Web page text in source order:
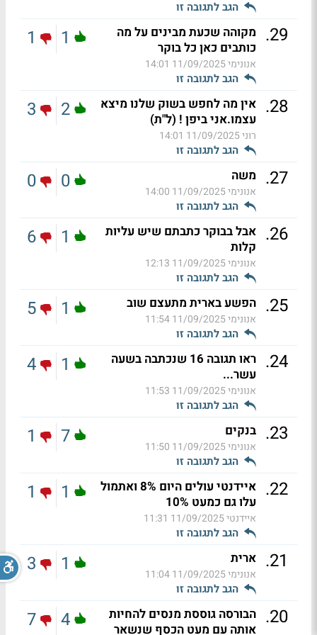
הגב לתגובה זו
29
. מקוהה שכעת מבינים על מה
כותבים כאן כל בוקר
אנונימי11/09/2025 14:01
הגב לתגובה זו
1
1
28
. אין מה לחפש בשוק שלנו מיצא
עצמו.אני ביפן ! (ל"ת)
רוני11/09/2025 14:01
הגב לתגובה זו
2
3
27
. משה
אנונימי11/09/2025 14:00
הגב לתגובה זו
0
0
26
. אבל בבוקר כתבתם שיש עליות
קלות
אנונימי11/09/2025 12:13
הגב לתגובה זו
1
6
25
. הפשע בארית מתעצם שוב
אנונימי11/09/2025 11:54
הגב לתגובה זו
1
5
24
.
ראו תגובה 16 שנכתבה בשעה
עשר...
אנונימי11/09/2025 11:53
הגב לתגובה זו
1
4
23
. בנקים
אנונימי11/09/2025 11:50
הגב לתגובה זו
7
1
22
.
איידנטי עולים היום 8% ואתמול
עלו גם כמעט 10%
איידנטי11/09/2025 11:31
הגב לתגובה זו
1
1
21
. ארית
אנונימי11/09/2025 11:04
הגב לתגובה זו
1
3
20
. הבורסה גוססת מנסים להחיות
אותה עם מעט הכסף שנשאר
4
7